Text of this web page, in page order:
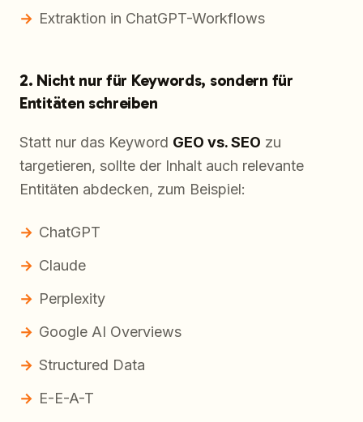
Extraktion in ChatGPT-Workflows
2. Nicht nur für Keywords, sondern für
Entitäten schreiben
Statt nur das Keyword GEO vs. SEO zu
targetieren, sollte der Inhalt auch relevante
Entitäten abdecken, zum Beispiel:
ChatGPT
Claude
Perplexity
Google AI Overviews
Structured Data
E-E-A-T